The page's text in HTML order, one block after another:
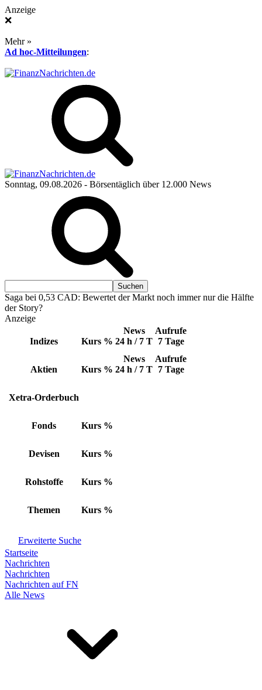
Anzeige
❌
Mehr »
Ad hoc-Mitteilungen:
Sonntag, 09.08.2026 - Börsentäglich über 12.000 News
Saga bei 0,53 CAD: Bewertet der Markt noch immer nur die Hälfte
der Story?
Anzeige
Indizes Kurs %
News
24 h / 7 T
Aufrufe
7 Tage
Aktien Kurs %
News
24 h / 7 T
Aufrufe
7 Tage
Xetra-Orderbuch
Fonds Kurs %
Devisen Kurs %
Rohstoffe Kurs %
Themen Kurs %
Erweiterte Suche
Startseite
Nachrichten
Nachrichten
Nachrichten auf FN
Alle News